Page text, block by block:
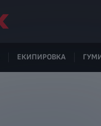
ЕКИПИРОВКА